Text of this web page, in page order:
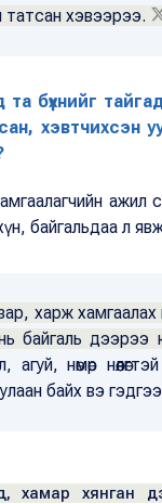
хэвээрээ.
та бүхнийг
хэвтчихсэн
ажил
байгальдаа л
харж
байгаль дээрээ
нөмөр
байх вэ
хамар хянган